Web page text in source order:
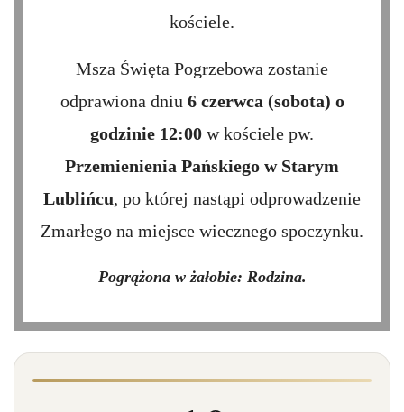
kościele.
Msza Święta Pogrzebowa zostanie
odprawiona dniu 6 czerwca (sobota) o
godzinie 12:00 w kościele pw.
Przemienienia Pańskiego w Starym
Lublińcu, po której nastąpi odprowadzenie
Zmarłego na miejsce wiecznego spoczynku.
Pogrążona w żałobie: Rodzina.